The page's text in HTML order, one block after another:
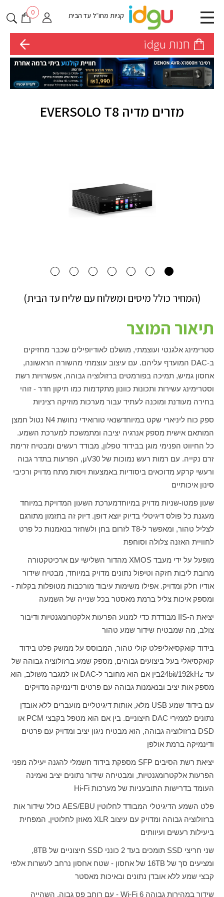
קניות מחו״ל עד הבית 0
חנות idgu
מזרים מדיה EVERSOLO T8
(המחיר כולל מיסים ומשלוח עם שליח עד הבית)
תיאור המוצר
סטרימינג אלגנטי ועוצמתי, מושלם לאודיופילים שכבר מחזיקים
ב-DAC המועדף עליהם. עם עיצוב עוצמתי מהשורה הראשונה,
אחסון גמיש, תמיכה בפורמטים ברזולוציה גבוהה, אפשרויות רשת
וסטרימינג עשירות ותכונות כוונון מתקדמות כמו תיקון חדר - זוהי
בחירה מעודנת ומוכנה לעתיד עבור מערכות מוזיקה רציניות
ספק כוח ליניארי שקט במיוחדשנאי טורואידי נחושת 4 N נטול חמצן
המותאם אישית מספק אנרגיה יציבה ומתמשכת למערכת השמע.
כל החיווט הפנימי מוגן בבידוד טפלון, מבודד רעשים ומבטיח זרימת
זרם נקייה. עם רמות רעש נמוכות של 30
μV, הפרעות בתדר גבוה
ורעשי קרקע מדוכאים ביסודיות באמצעות ויסות מתח מדויק ורכיבי
סינון איכותיים
שעון פמטו-שניות מדויק במיוחדמערכת השעון המדויקת במיוחד
מעגנת כל פולס דיגיטלי בדיוק יוצא דופן. דיוק זה בתזמון מתורגם
לצליל טהור, ומאפשר ל-T8 לזרום בחן ולשחזר בנאמנות כל פרט
לחוויית האזנה צלולה וסוחפת
מופעל על ידי מעבד XMOS מהדור השלישי עם ארכיטקטורה
מרובת ליבות חזקה וטיפול נתונים מדויק במיוחד, מבטיח שידור
אודיו חלק ומדויק. אפילו משימות עיבוד מורכבות מטופלות בקלות -
ומספק איכות צליל ברמת מאסטר בכל שנייה של השמעה
יציאת ה-IIS מבודדת כדי למנוע הפרעות אלקטרומגנטיות ודיבור
צולב, מה שמבטיח שידור שמע טהור
בידוד קואקסיאליפלט קולי טהור, המבוסס על ממשק פלט בידוד
קואקסיאלי בעל ביצועים גבוהים, מספק שמע ברזולוציה גבוהה של
עד bit/192kHz
24בין אם הוא מחובר ל-DAC או למגבר משולב, הוא
מספק אות יציב ובנאמנות גבוהה עם פרטים ודינמיקה מדויקים
עם בידוד שמע USB מלא, אותות דיגיטליים מועברים ללא אובדן
נתונים לממירי DAC חיצוניים. בין אם הוא מטפל בקבצי PCM או
DSD ברזולוציה גבוהה, הוא מבטיח ניגון יציב ומדויק עם פרטים
ודינמיקה ברמת אולפן
יציאת רשת הסיבים SFP מספקת בידוד חשמלי להגנה יעילה מפני
הפרעות אלקטרומגנטיות, ומבטיחה שידור נתונים יציב ואמינה
העומד בדרישות התובעניות של מערכות Hi-Fi
פלט השמע הדיגיטלי המבודד לחלוטין AES/EBU כולל שידור אות
ברזולוציה גבוהה ומדויק עם עיצוב XLR מאוזן לחלוטין, המפחית
ביעילות רעשים ועיוותים
שני חריצי SSD תומכים בעד 2 כונני SSD חיצוניים של 8TB
,
ומציעים סך של 16TB של אחסון - שטח אחסון נרחב לעשרות אלפי
קבצי שמע ללא אובדן נתונים ובאיכות מאסטר
שידור במהירות גבוהה Wi-Fi 6 - עם רוחב פס גבוה, השהייה